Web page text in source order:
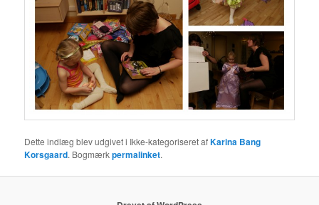
Dette indlæg blev udgivet i Ikke-kategoriseret afKarina Bang
Korsgaard. Bogmærkpermalinket.